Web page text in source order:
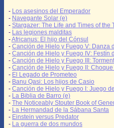
- Los asesinos del Emperador
- Navegante Solar (e)
- Stargazer: The Life and Times of the
- Las legiones malditas
-Africanus: El hijo del Cónsul
- Canción de Hielo y Fuego V: Danza
- Canción de Hielo y Fuego IV: Festín
- Canción de Hielo y Fuego III:
- Canción de Hielo y Fuego II:
- El Legado de Prometeo
- Banu Qasi: Los hijos de Casio
- Canción de Hielo y Fuego I: Juego
- La Biblia de Barro (e)
- The Noticeably Stouter Book of
- La Hermandad de la Sábana Santa
- Einstein versus Predator
- La guerra de dos mundos